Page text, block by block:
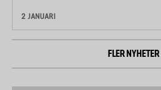
2 JANUARI
FLER NYHETER